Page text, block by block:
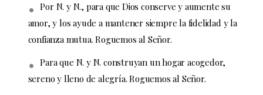
Por N. y N., para que Dios conserve y aumente su
amor, y los ayude a mantener siempre la fidelidad y la
confianza mutua. Roguemos al Señor.
Para que N. y N. construyan un hogar acogedor,
sereno y lleno de alegría. Roguemos al Señor.